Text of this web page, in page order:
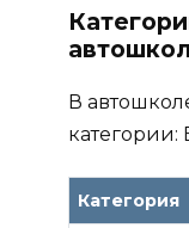
В
категории:
Категория